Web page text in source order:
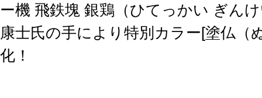
ー機 飛鉄塊 銀鶏（ひてっかい ぎん
康士氏の手により特別カラー[塗仏（
化！